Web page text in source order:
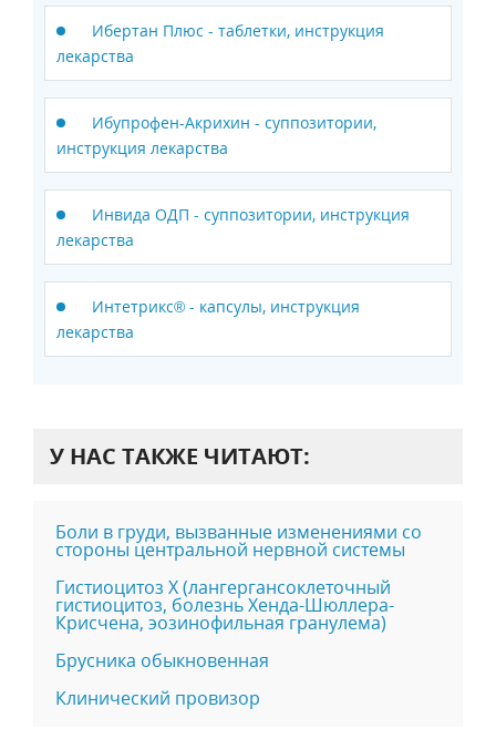
Ибертан Плюс - таблетки, инструкция
лекарства
Ибупрофен-Акрихин - суппозитории,
инструкция лекарства
Инвида ОДП - суппозитории, инструкция
лекарства
Интетрикс® - капсулы, инструкция
лекарства
У НАС ТАКЖЕ ЧИТАЮТ:
Боли в груди, вызванные изменениями со
стороны центральной нервной системы
Гистиоцитоз Х (лангергансоклеточный
гистиоцитоз, болезнь Хенда-Шюллера-
Крисчена, эозинофильная гранулема)
Брусника обыкновенная
Клинический провизор